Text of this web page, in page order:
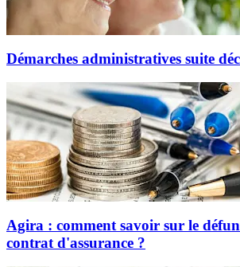
Démarches administratives suite
Agira : comment savoir sur le
contrat d'assurance ?